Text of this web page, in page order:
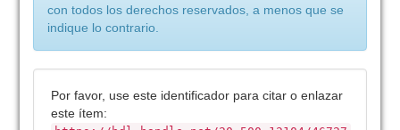
con todos los derechos reservados, a menos que se
indique lo contrario.
Por favor, use este identificador para citar o enlazar
este ítem: